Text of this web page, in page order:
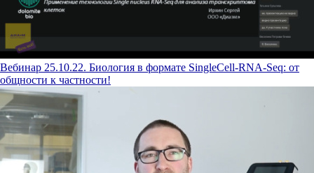
Вебинар 25.10.22. Биология в формате SingleCell-RNA-Seq: от
общности к частности!